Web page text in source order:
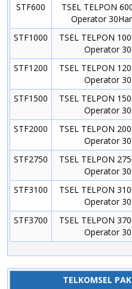
STF600
TSEL TELPON
Operator
STF1000
TSEL TELPON
Operator
STF1200
TSEL TELPON
Operator
STF1500
TSEL TELPON
Operator
STF2000
TSEL TELPON
Operator
STF2750
TSEL TELPON
Operator
STF3100
TSEL TELPON
Operator
STF3700
TSEL TELPON
Operator
TELKOMSEL